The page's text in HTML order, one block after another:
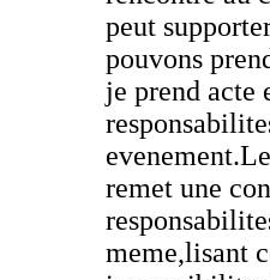
peut
pouvons
je prend acte
remet une
meme,lisant